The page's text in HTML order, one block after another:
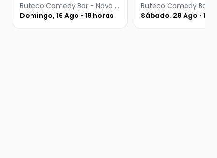
Buteco Comedy Bar - Novo Hamburgo
Domingo, 16 Ago • 19 horas
Sábado, 29 Ago • 19